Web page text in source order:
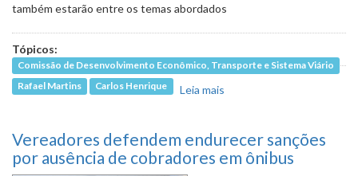
também estarão entre os temas abordados
Tópicos:
Comissão de Desenvolvimento Econômico, Transporte e Sistema Viário
Rafael Martins
Carlos Henrique Leia mais
viária em diferentes
pontos de BH
Vereadores defendem endurecer sanções
por ausência de cobradores em ônibus